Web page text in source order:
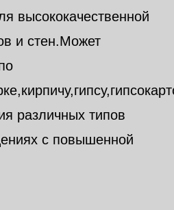
высококачественной
и стен.Может
различных типов
с повышенной